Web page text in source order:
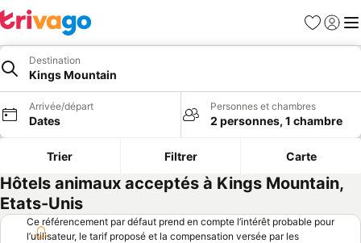
Favoris
Se
Destination
Kings Mountain
Arrivée/départ
Dates
Personnes et chambres
2 personnes, 1 chambre
Trier Filtrer Carte
Hôtels animaux acceptés à Kings Mountain,
Etats-Unis
Ce référencement par défaut prend en compte l’intérêt probable pour
l’utilisateur, le tarif proposé et la compensation versée par les